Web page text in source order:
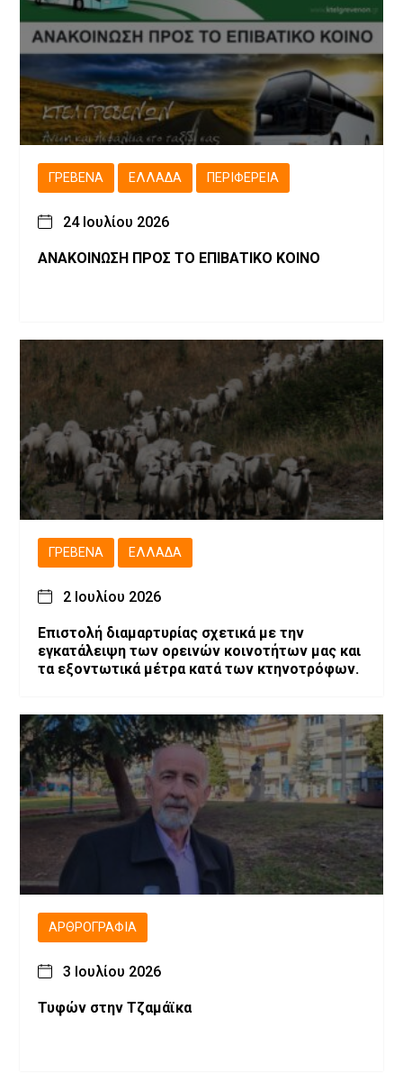
ΓΡΕΒΕΝΆ ΕΛΛΆΔΑ ΠΕΡΙΦΈΡΕΙΑ
24 Ιουλίου 2026
ΑΝΑΚΟΙΝΩΣΗ ΠΡΟΣ ΤΟ ΕΠΙΒΑΤΙΚΟ ΚΟΙΝΟ
ΓΡΕΒΕΝΆ ΕΛΛΆΔΑ
2 Ιουλίου 2026
Επιστολή διαμαρτυρίας σχετικά με την
εγκατάλειψη των ορεινών κοινοτήτων μας και
τα εξοντωτικά μέτρα κατά των κτηνοτρόφων.
ΑΡΘΡΟΓΡΑΦΊΑ
3 Ιουλίου 2026
Τυφών στην Τζαμάϊκα